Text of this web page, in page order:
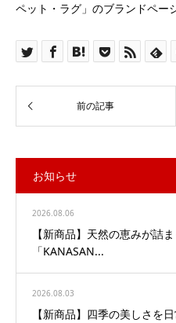
ペット・ラグ」のブランドペー
お知らせ
2026.08.06
【新商品】天然の恵みが詰
「KANASAN...
2026.08.03
【新商品】四季の美しさを